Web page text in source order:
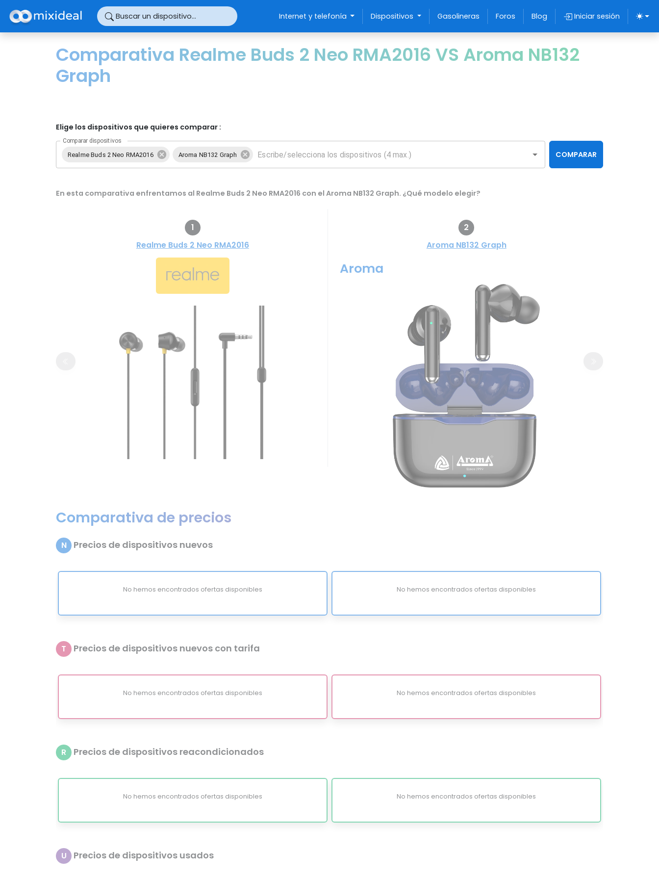
Buscar un dispositivo... Internet y telefonía Dispositivos Gasolineras Foros Blog Iniciar sesión
Comparativa Realme Buds 2 Neo RMA2016 VS Aroma NB132
Graph
Elige los dispositivos que quieres comparar :
Comparar dispositivos
Realme Buds 2 Neo RMA2016 Aroma NB132 Graph COMPARAR
En esta comparativa enfrentamos al Realme Buds 2 Neo RMA2016 con el Aroma NB132 Graph. ¿Qué modelo elegir?
1
Realme Buds 2 Neo RMA2016
2
Aroma NB132 Graph
Aroma
Comparativa de precios
N Precios de dispositivos nuevos
No hemos encontrados ofertas disponibles No hemos encontrados ofertas disponibles
T Precios de dispositivos nuevos con tarifa
No hemos encontrados ofertas disponibles No hemos encontrados ofertas disponibles
R Precios de dispositivos reacondicionados
No hemos encontrados ofertas disponibles No hemos encontrados ofertas disponibles
U Precios de dispositivos usados